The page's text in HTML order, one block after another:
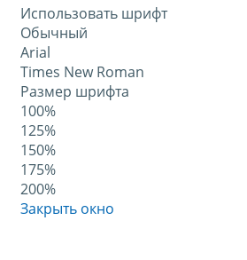
Использовать шрифт
Обычный
Arial
Times New Roman
Размер шрифта
100%
125%
150%
175%
200%
Закрыть окно